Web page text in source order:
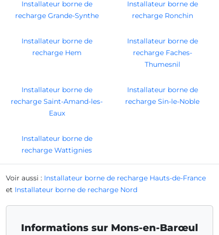
Installateur borne de
recharge Grande-Synthe
Installateur borne de
recharge Ronchin
Installateur borne de
recharge Hem
Installateur borne de
recharge Faches-
Thumesnil
Installateur borne de
recharge Saint-Amand-les-
Eaux
Installateur borne de
recharge Sin-le-Noble
Installateur borne de
recharge Wattignies
Voir aussi : Installateur borne de recharge Hauts-de-France
et Installateur borne de recharge Nord
Informations sur Mons-en-Barœul